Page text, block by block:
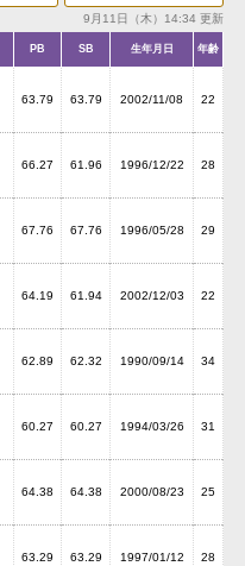
9月11日（木）14:34 更新
PB SB 生年月日 年齢
63.79 63.79 2002/11/08 22
66.27 61.96 1996/12/22 28
67.76 67.76 1996/05/28 29
64.19 61.94 2002/12/03 22
62.89 62.32 1990/09/14 34
60.27 60.27 1994/03/26 31
64.38 64.38 2000/08/23 25
63.29 63.29 1997/01/12 28